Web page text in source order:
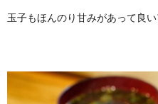
玉子もほんのり甘みがあって良い